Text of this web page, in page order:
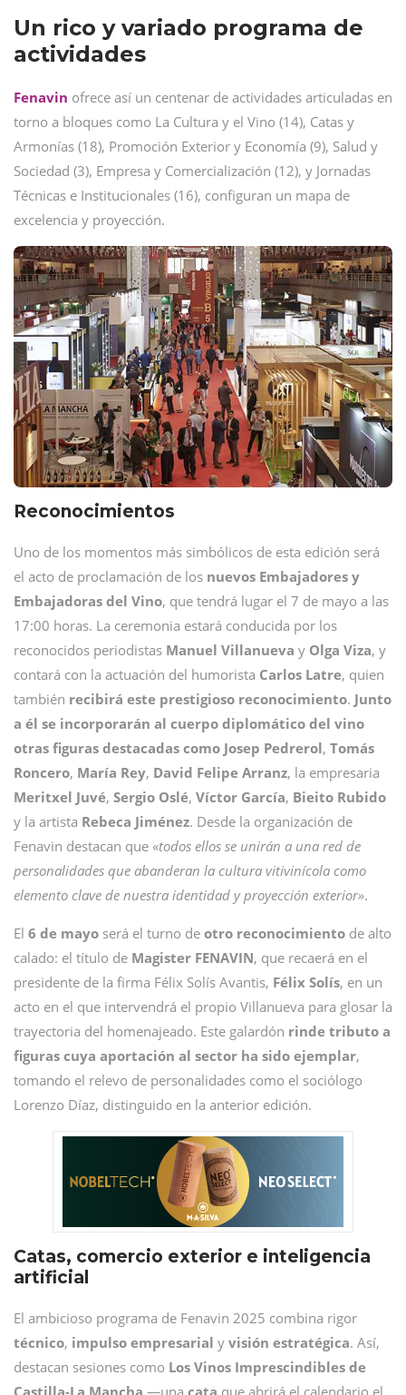
Un rico y variado programa de
actividades
Fenavin ofrece así un centenar de actividades articuladas en
torno a bloques como La Cultura y el Vino (14), Catas y
Armonías (18), Promoción Exterior y Economía (9), Salud y
Sociedad (3), Empresa y Comercialización (12), y Jornadas
Técnicas e Institucionales (16), configuran un mapa de
excelencia y proyección.
Reconocimientos
Uno de los momentos más simbólicos de esta edición será
el acto de proclamación de los nuevos Embajadores y
Embajadoras del Vino, que tendrá lugar el 7 de mayo a las
17:00 horas. La ceremonia estará conducida por los
reconocidos periodistas Manuel Villanueva y Olga Viza, y
contará con la actuación del humorista Carlos Latre, quien
también recibirá este prestigioso reconocimiento. Junto
a él se incorporarán al cuerpo diplomático del vino
otras figuras destacadas como Josep Pedrerol, Tomás
Roncero, María Rey, David Felipe Arranz, la empresaria
Meritxel Juvé, Sergio Oslé, Víctor García, Bieito Rubido
y la artista Rebeca Jiménez. Desde la organización de
Fenavin destacan que «todos ellos se unirán a una red de
personalidades que abanderan la cultura vitivinícola como
elemento clave de nuestra identidad y proyección exterior».
El 6 de mayo será el turno de otro reconocimiento de alto
calado: el título de Magister FENAVIN, que recaerá en el
presidente de la firma Félix Solís Avantis, Félix Solís, en un
acto en el que intervendrá el propio Villanueva para glosar la
trayectoria del homenajeado. Este galardón rinde tributo a
figuras cuya aportación al sector ha sido ejemplar,
tomando el relevo de personalidades como el sociólogo
Lorenzo Díaz, distinguido en la anterior edición.
Catas, comercio exterior e inteligencia
artificial
El ambicioso programa de Fenavin 2025 combina rigor
técnico, impulso empresarial y visión estratégica. Así,
destacan sesiones como Los Vinos Imprescindibles de
Castilla-La Mancha —una cata que abrirá el calendario el